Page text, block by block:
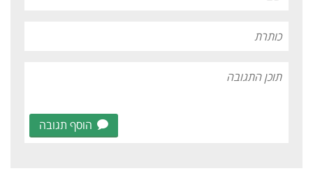
הוסף תגובה